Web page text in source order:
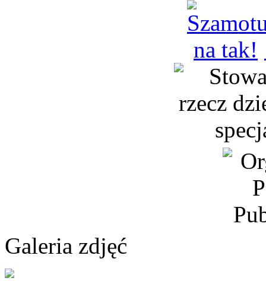
Galeria zdjęć